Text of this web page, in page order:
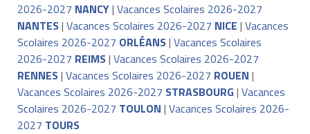
2026-2027 NANCY| Vacances Scolaires 2026-2027
NANTES| Vacances Scolaires 2026-2027 NICE | Vacances
Scolaires 2026-2027 ORLÉANS| Vacances Scolaires
2026-2027 REIMS| Vacances Scolaires 2026-2027
RENNES| Vacances Scolaires 2026-2027 ROUEN |
Vacances Scolaires 2026-2027 STRASBOURG| Vacances
Scolaires 2026-2027 TOULON | Vacances Scolaires 2026-
2027 TOURS